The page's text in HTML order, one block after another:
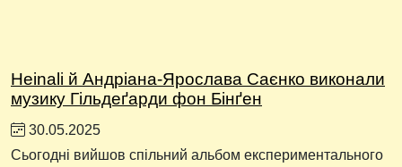
Heinali й Андріана-Ярослава Саєнко виконали
музику Гільдеґарди фон Бінґен
30.05.2025
Сьогодні вийшов спільний альбом експериментального